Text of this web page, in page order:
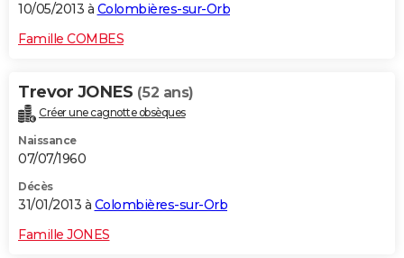
10/05/2013 à Colombières-sur-Orb
Famille COMBES
Trevor JONES (52 ans)
Créer une cagnotte obsèques
Naissance
07/07/1960
Décès
31/01/2013 à Colombières-sur-Orb
Famille JONES